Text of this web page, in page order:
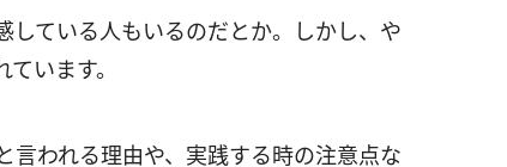
ている人もいるのだとか。しかし、や
います。
われる理由や、実践する時の注意点な